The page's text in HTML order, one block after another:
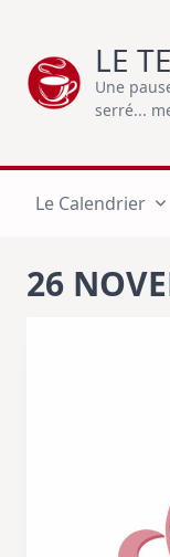
content
LE
Une
serré...
Le Calendrier
26